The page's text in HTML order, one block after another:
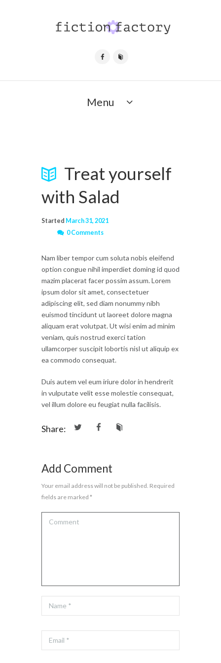
Menu
Treat yourself
with Salad
Started March 31, 2021
0 Comments
Nam liber tempor cum soluta nobis eleifend
option congue nihil imperdiet doming id quod
mazim placerat facer possim assum. Lorem
ipsum dolor sit amet, consectetuer
adipiscing elit, sed diam nonummy nibh
euismod tincidunt ut laoreet dolore magna
aliquam erat volutpat. Ut wisi enim ad minim
veniam, quis nostrud exerci tation
ullamcorper suscipit lobortis nisl ut aliquip ex
ea commodo consequat.
Duis autem vel eum iriure dolor in hendrerit
in vulputate velit esse molestie consequat,
vel illum dolore eu feugiat nulla facilisis.
Share:
Add Comment
Your email address will not be published. Required
fields are marked *